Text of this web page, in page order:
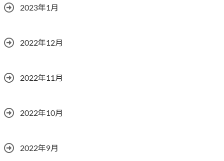
2023年1月
2022年12月
2022年11月
2022年10月
2022年9月